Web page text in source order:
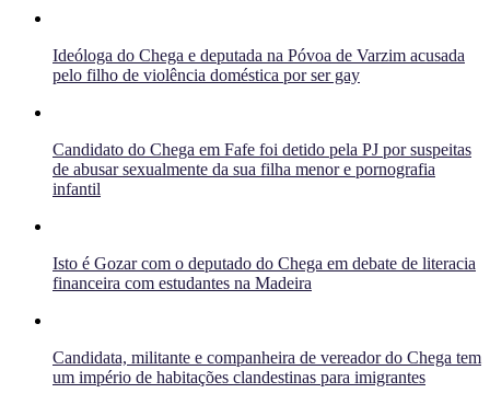
Ideóloga do Chega e deputada na Póvoa de Varzim acusada
pelo filho de violência doméstica por ser gay
Candidato do Chega em Fafe foi detido pela PJ por suspeitas
de abusar sexualmente da sua filha menor e pornografia
infantil
Isto é Gozar com o deputado do Chega em debate de literacia
financeira com estudantes na Madeira
Candidata, militante e companheira de vereador do Chega tem
um império de habitações clandestinas para imigrantes